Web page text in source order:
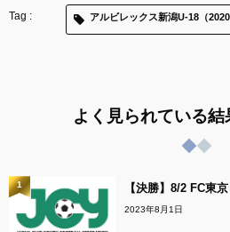
アルビレックス新潟U-18（2020
よく見られている
【決勝】8/2 FC東
2023年8月1日
1